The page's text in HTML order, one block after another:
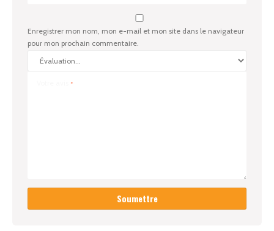
Enregistrer mon nom, mon e-mail et mon site dans le navigateur
pour mon prochain commentaire.
*